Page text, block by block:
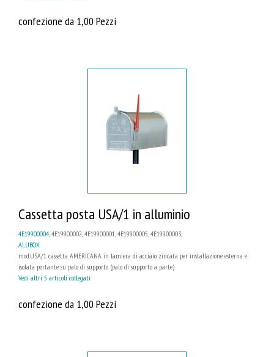
confezione da 1,00 Pezzi
Cassetta posta USA/1 in alluminio
4E19900004, 4E19900002, 4E19900001, 4E19900005, 4E19900003,
ALUBOX
mod.USA/1 cassetta AMERICANA in lamiera di acciaio zincata per installazione esterna e
isolata portante su palo di supporto (palo di supporto a parte)
Vedi altri 5 articoli collegati
confezione da 1,00 Pezzi